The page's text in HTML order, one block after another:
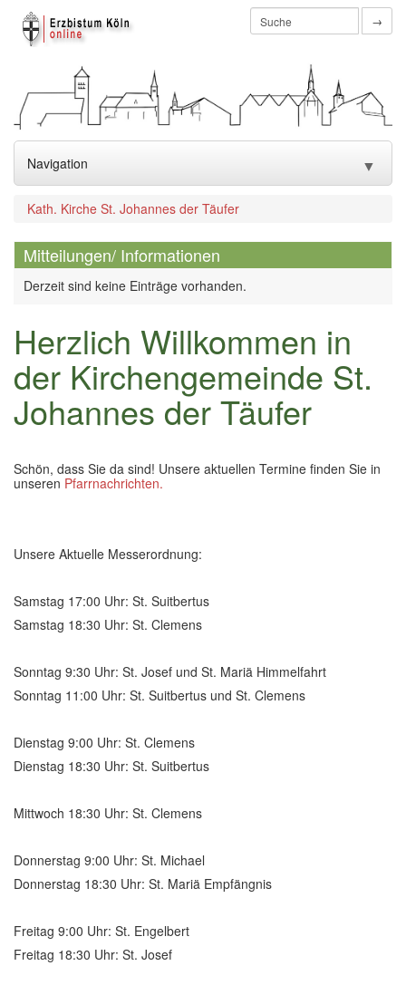
→
Navigation ▼
Aktuelles
Pastoralteam ▼
Sakramente / Wiedereintritt
Gremien
Gruppierungen
Kath. Kirche St. Johannes der Täufer
Mitteilungen/ Informationen
Derzeit sind keine Einträge vorhanden.
Herzlich Willkommen in
der Kirchengemeinde St.
Johannes der Täufer
Schön, dass Sie da sind! Unsere aktuellen Termine finden Sie in
unseren Pfarrnachrichten.
Unsere Aktuelle Messerordnung:
Samstag 17:00 Uhr: St. Suitbertus
Samstag 18:30 Uhr: St. Clemens
Sonntag 9:30 Uhr: St. Josef und St. Mariä Himmelfahrt
Sonntag 11:00 Uhr: St. Suitbertus und St. Clemens
Dienstag 9:00 Uhr: St. Clemens
Dienstag 18:30 Uhr: St. Suitbertus
Mittwoch 18:30 Uhr: St. Clemens
Donnerstag 9:00 Uhr: St. Michael
Donnerstag 18:30 Uhr: St. Mariä Empfängnis
Freitag 9:00 Uhr: St. Engelbert
Freitag 18:30 Uhr: St. Josef